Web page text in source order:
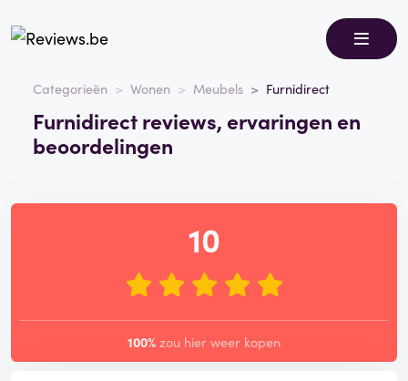
Categorieën Wonen Meubels Furnidirect
Furnidirect reviews, ervaringen en
beoordelingen
10
100% zou hier weer kopen